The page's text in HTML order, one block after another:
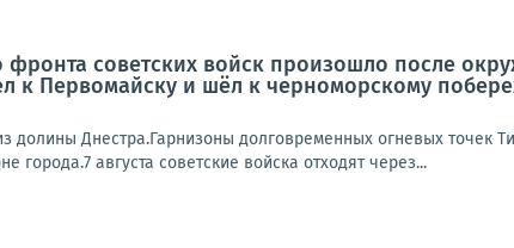
советских войск произошло после
к Первомайску и шёл к черноморскому
долины Днестра.Гарнизоны долговременных огневых точек
августа советские войска отходят через...